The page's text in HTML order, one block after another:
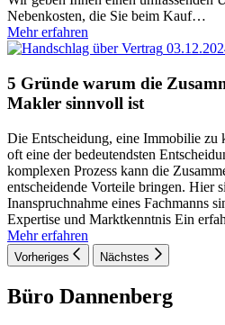
Nebenkosten, die Sie beim Kauf…
Mehr erfahren
5 Gründe warum die
Makler sinnvoll ist
Die Entscheidung, eine Immobilie zu
oft eine der bedeutendsten
komplexen Prozess kann die
entscheidende Vorteile bringen. Hier
Inanspruchnahme eines Fachmanns
Expertise und Marktkenntnis Ein
Mehr erfahren
Vorheriges Nächstes
Büro Dannenberg